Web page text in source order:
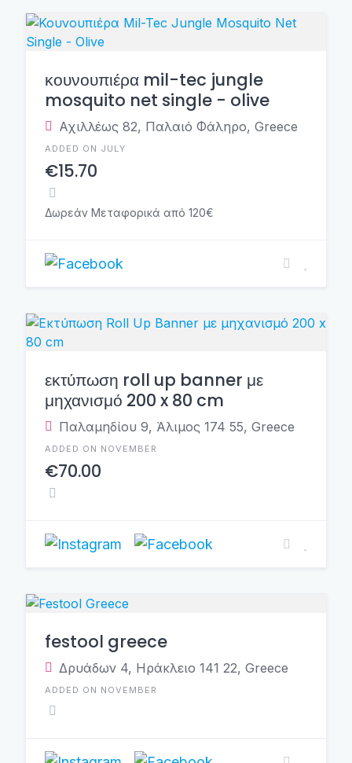
κουνουπιέρα mil-tec jungle
mosquito net single - olive
Αχιλλέως 82, Παλαιό Φάληρο, Greece
ADDED ON JULY
€15.70
Δωρεάν Μεταφορικά από 120€
εκτύπωση roll up banner με
μηχανισμό 200 x 80 cm
Παλαμηδίου 9, Άλιμος 174 55, Greece
ADDED ON NOVEMBER
€70.00
festool greece
Δρυάδων 4, Ηράκλειο 141 22, Greece
ADDED ON NOVEMBER